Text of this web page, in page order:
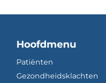
Hoofdmenu
Patiënten
Gezondheidsklachten